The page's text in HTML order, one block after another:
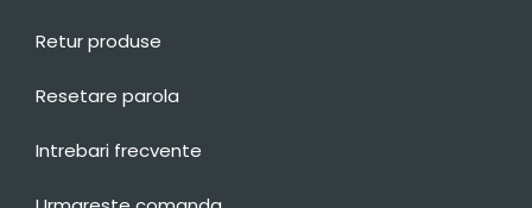
Retur produse
Resetare parola
Intrebari frecvente